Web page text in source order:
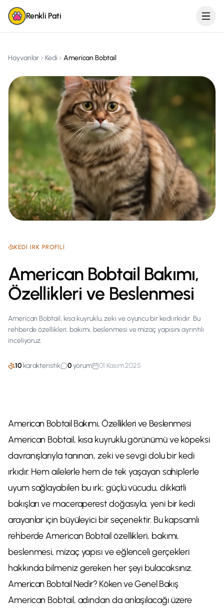
Renkli Pati
Hayvanlar Kedi American Bobtail
KEDI IRK PROFILI
American Bobtail Bakımı,
Özellikleri ve Beslenmesi
American Bobtail, kısa kuyruklu, zeki ve oyuncu bir kedi ırkıdır. Bu
rehberde özellikleri, bakımı, beslenmesi ve mizaç yapısını ayrıntılı
inceliyoruz.
10 karakteristik 0yorum 01 Kasım 2025
American Bobtail Bakımı, Özellikleri ve Beslenmesi
American Bobtail, kısa kuyruklu görünümü ve köpeksi
davranışlarıyla tanınan, zeki ve sevgi dolu bir kedi
ırkıdır. Hem ailelerle hem de tek yaşayan sahiplerle
uyum sağlayabilen bu ırk; güçlü vücudu, dikkatli
bakışları ve maceraperest doğasıyla, yeni bir kedi
arayanlar için büyüleyici bir seçenektir. Bu kapsamlı
rehberde American Bobtail özellikleri, bakımı,
beslenmesi, mizaç yapısı ve eğlenceli gerçekleri
hakkında bilmeniz gereken her şeyi bulacaksınız.
American Bobtail Nedir? Köken ve Genel Bakış
American Bobtail, adından da anlaşılacağı üzere